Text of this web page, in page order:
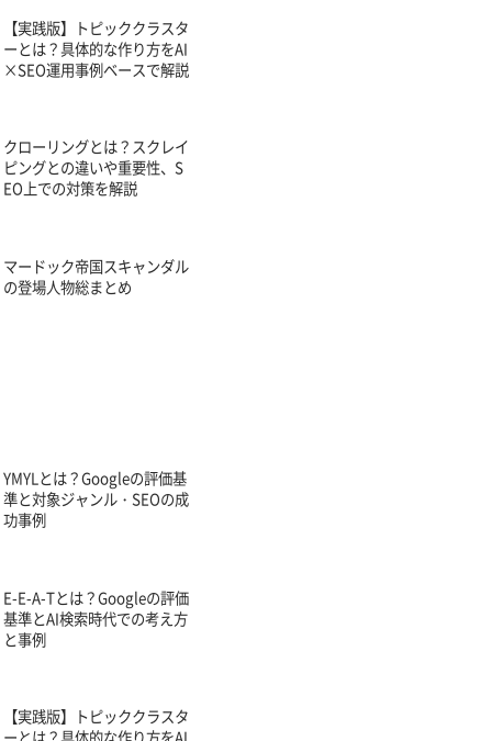
【実践版】トピッククラスタ
ーとは？具体的な作り方をAI
×SEO運用事例ベースで解説
クローリングとは？スクレイ
ピングとの違いや重要性、S
EO上での対策を解説
マードック帝国スキャンダル
の登場人物総まとめ
YMYLとは？Googleの評価基
準と対象ジャンル・SEOの成
功事例
E-E-A-Tとは？Googleの評価
基準とAI検索時代での考え方
と事例
【実践版】トピッククラスタ